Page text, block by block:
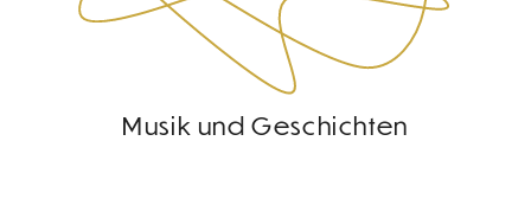
Musik und Geschichten